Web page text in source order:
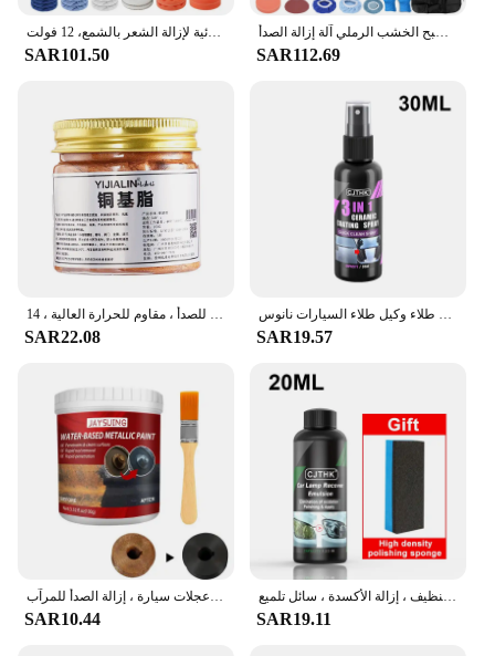
ملمع سيارة مزدوج لاسلكي، كهربائي مزدوج الحركة، آلة تلميع لاسلكية، أدوات كهربائية لإزالة الشعر بالشمع، 12 فولت
SAR101.50
آلة تلميع السيارات اللاسلكية 6 التروس سرعات آلة تلميع السيارات الكهربائية تنظيف المنزل المعادن الصبح الخشب الرملي آلة إزالة الصدأ
SAR112.69
خيط شحم نحاسي للسيارات ، قاعدة نحاسية ، مانع للصدأ ، مضاد للصدأ ، مضاد للصدأ ، مقاوم للحرارة العالية ، 14.g
SAR22.08
سيارة السيراميك نانو طلاء السائل معطف نانو كريستال مسعور طبقة تلميع الطلاء طلاء وكيل طلاء السيارات نانوس
SAR19.57
طلاء داخلي متعدد الوظائف ، طلاء سيارة مضاد للصدأ ، صنابير صدئة ، عجلات سيارة ، إزالة الصدأ للمرآب
SAR10.44
مجموعة تلميع المصابيح الأمامية للسيارة ، مزيل الخدش للمصابيح الأمامية ، إصلاح معجون التنظيف ، إزالة الأكسدة ، سائل تلميع
SAR19.11